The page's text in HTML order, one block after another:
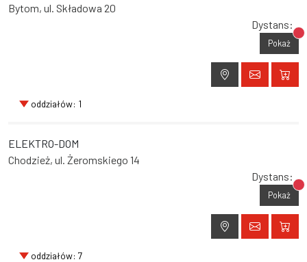
Bytom, ul. Składowa 20
Dystans:
Pokaż
oddziałów: 1
ELEKTRO-DOM
Chodzież, ul. Żeromskiego 14
Dystans:
Pokaż
oddziałów: 7